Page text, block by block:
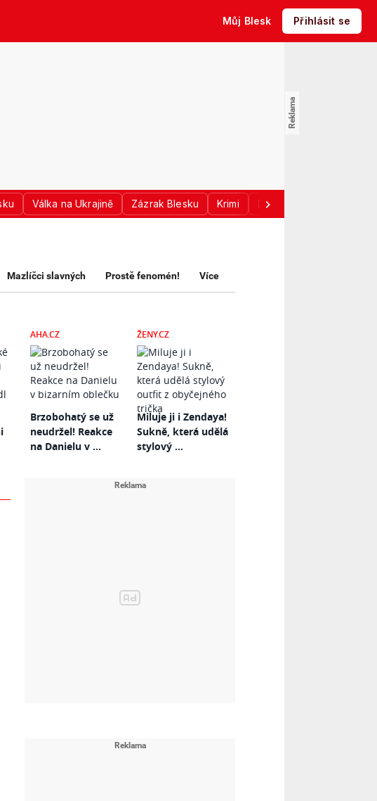
Můj Blesk Přihlásit se
Válka na Ukrajině Zázrak Blesku Krimi Donald Trump
Mazlíčci slavných Prostě fenomén! Více
AHA.CZ
Brzobohatý se už
neudržel! Reakce
na Danielu v ...
ŽENY.CZ
Miluje ji i Zendaya!
Sukně, která udělá
stylový ...